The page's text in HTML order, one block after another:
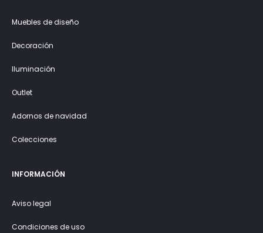
Muebles de diseño
Decoración
Iluminación
Outlet
Adornos de navidad
Colecciones
INFORMACIÓN
Aviso legal
Condiciones de uso